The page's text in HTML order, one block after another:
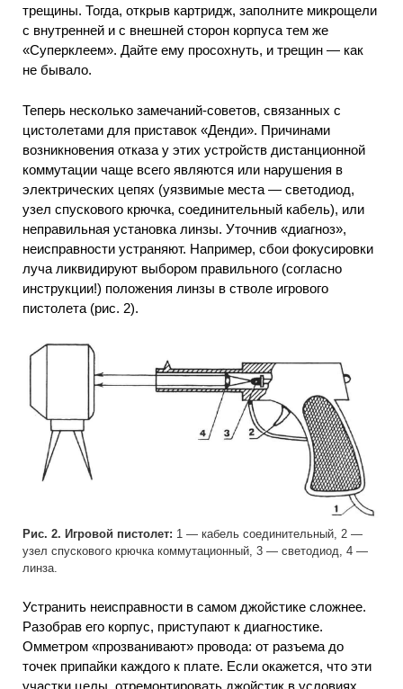
трещины. Тогда, открыв картридж, заполните микрощели
с внутренней и с внешней сторон корпуса тем же
«Суперклеем». Дайте ему просохнуть, и трещин — как
не бывало.
Теперь несколько замечаний-советов, связанных с
цистолетами для приставок «Денди». Причинами
возникновения отказа у этих устройств дистанционной
коммутации чаще всего являются или нарушения в
электрических цепях (уязвимые места — светодиод,
узел спускового крючка, соединительный кабель), или
неправильная установка линзы. Уточнив «диагноз»,
неисправности устраняют. Например, сбои фокусировки
луча ликвидируют выбором правильного (согласно
инструкции!) положения линзы в стволе игрового
пистолета (рис. 2).
Рис. 2. Игровой пистолет: 1 — кабель соединительный, 2 —
узел спускового крючка коммутационный, 3 — светодиод, 4 —
линза.
Устранить неисправности в самом джойстике сложнее.
Разобрав его корпус, приступают к диагностике.
Омметром «прозванивают» провода: от разъема до
точек припайки каждого к плате. Если окажется, что эти
участки целы, отремонтировать джойстик в условиях